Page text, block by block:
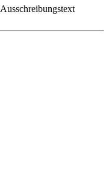
Ausschreibungstext